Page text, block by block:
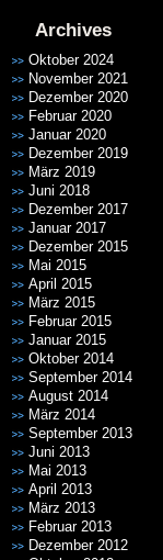
Archives
Oktober 2024
November 2021
Dezember 2020
Februar 2020
Januar 2020
Dezember 2019
März 2019
Juni 2018
Dezember 2017
Januar 2017
Dezember 2015
Mai 2015
April 2015
März 2015
Februar 2015
Januar 2015
Oktober 2014
September 2014
August 2014
März 2014
September 2013
Juni 2013
Mai 2013
April 2013
März 2013
Februar 2013
Dezember 2012